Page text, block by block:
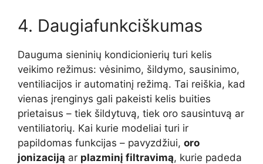
4. Daugiafunkciškumas
Dauguma sieninių kondicionierių turi kelis
veikimo režimus: vėsinimo, šildymo, sausinimo,
ventiliacijos ir automatinį režimą. Tai reiškia, kad
vienas įrenginys gali pakeisti kelis buities
prietaisus – tiek šildytuvą, tiek oro sausintuvą ar
ventiliatorių. Kai kurie modeliai turi ir
papildomas funkcijas – pavyzdžiui, oro
jonizaciją ar plazminį filtravimą, kurie padeda